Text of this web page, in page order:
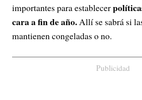
importantes para establecer
cara a fin de año.Allí se sabrá si
mantienen congeladas o no.
Publicidad